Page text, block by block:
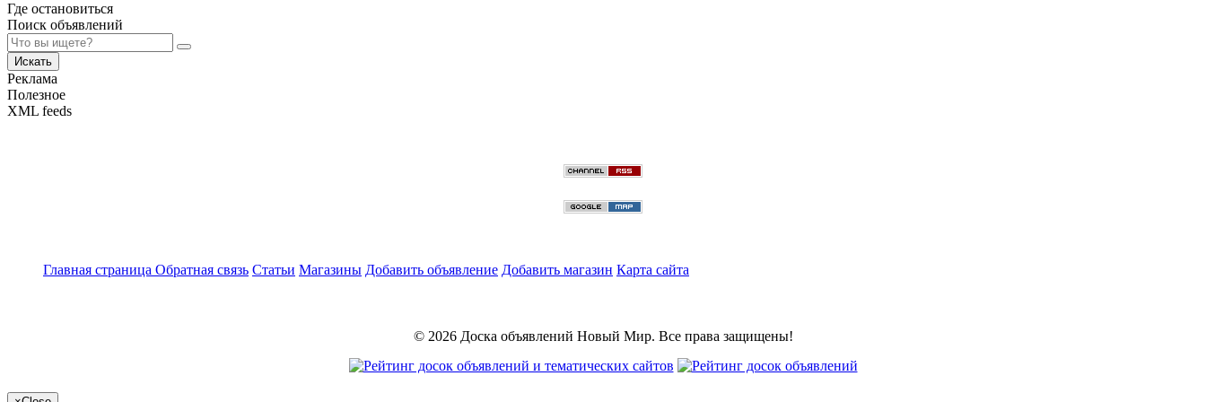
Где остановиться
Поиск объявлений
Искать
Реклама
Полезное
XML feeds
Главная страница Обратная связь Статьи Магазины Добавить объявление Добавить магазин Карта сайта
© 2026 Доска объявлений Новый Мир. Все права защищены!